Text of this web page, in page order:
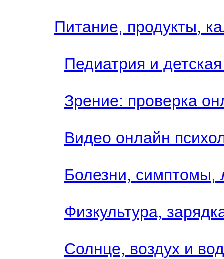
Питание, продукты,
Педиатрия и
Зрение: проверка
Видео онлайн
Болезни, симптомы,
Физкультура,
Солнце, воздух и